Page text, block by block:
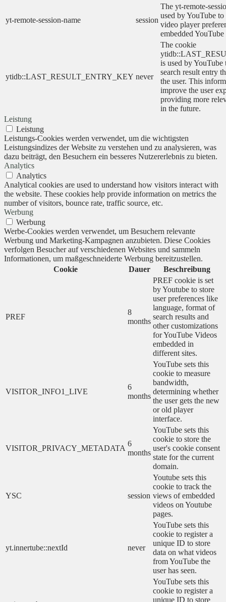
yt-remote-session-name session
The yt-remote-
used by YouTube to
video player
embedded
ytidb::LAST_RESULT_ENTRY_KEY never
The cookie
is used by YouTube
search result entry
the user. This
improve the user
providing more
in the future.
Leistung
Leistung
Leistungs-Cookies werden verwendet, um die wichtigsten
Leistungsindizes der Website zu verstehen und zu analysieren, was
dazu beiträgt, den Besuchern ein besseres Nutzererlebnis zu bieten.
Analytics
Analytics
Analytical cookies are used to understand how visitors interact with
the website. These cookies help provide information on metrics the
number of visitors, bounce rate, traffic source, etc.
Werbung
Werbung
Werbe-Cookies werden verwendet, um Besuchern relevante
Werbung und Marketing-Kampagnen anzubieten. Diese Cookies
verfolgen Besucher auf verschiedenen Websites und sammeln
Informationen, um maßgeschneiderte Werbung bereitzustellen.
Cookie
Dauer Beschreibung
PREF
8
months
PREF cookie is set
by Youtube to store
user preferences like
language, format of
search results and
other customizations
for YouTube Videos
embedded in
different sites.
VISITOR_INFO1_LIVE
6
months
YouTube sets this
cookie to measure
bandwidth,
determining whether
the user gets the new
or old player
interface.
VISITOR_PRIVACY_METADATA
6
months
YouTube sets this
cookie to store the
user's cookie consent
state for the current
domain.
YSC session
Youtube sets this
cookie to track the
views of embedded
videos on Youtube
pages.
yt.innertube::nextId never
YouTube sets this
cookie to register a
unique ID to store
data on what videos
from YouTube the
user has seen.
YouTube sets this
cookie to register a
unique ID to store